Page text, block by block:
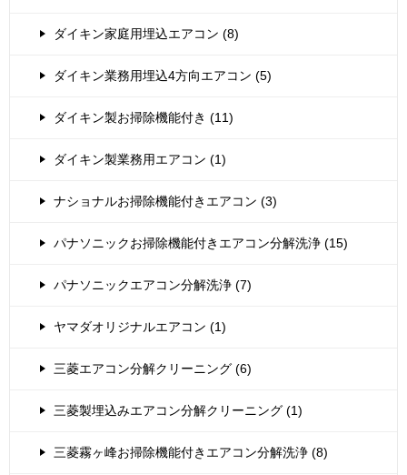
ダイキン家庭用埋込エアコン (8)
ダイキン業務用埋込4方向エアコン (5)
ダイキン製お掃除機能付き (11)
ダイキン製業務用エアコン (1)
ナショナルお掃除機能付きエアコン (3)
パナソニックお掃除機能付きエアコン分解洗浄 (15)
パナソニックエアコン分解洗浄 (7)
ヤマダオリジナルエアコン (1)
三菱エアコン分解クリーニング (6)
三菱製埋込みエアコン分解クリーニング (1)
三菱霧ヶ峰お掃除機能付きエアコン分解洗浄 (8)